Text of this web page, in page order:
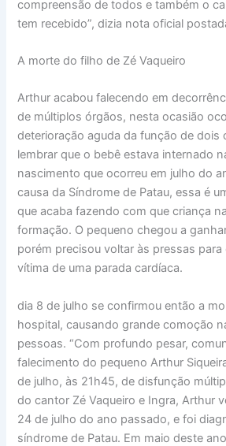
compreensão de todos e também o
tem recebido”, dizia nota oficial
A morte do filho de Zé Vaqueiro
Arthur acabou falecendo em
de múltiplos órgãos, nesta ocasião
deterioração aguda da função de dois
lembrar que o bebê estava internado
nascimento que ocorreu em julho do
causa da Síndrome de Patau, essa é
que acaba fazendo com que criança
formação. O pequeno chegou a
porém precisou voltar às pressas
vítima de uma parada cardíaca.
dia 8 de julho se confirmou então a
hospital, causando grande comoção
pessoas. “Com profundo pesar,
falecimento do pequeno Arthur
de julho, às 21h45, de disfunção
do cantor Zé Vaqueiro e Ingra, Arthur
24 de julho do ano passado, e foi
síndrome de Patau. Em maio deste